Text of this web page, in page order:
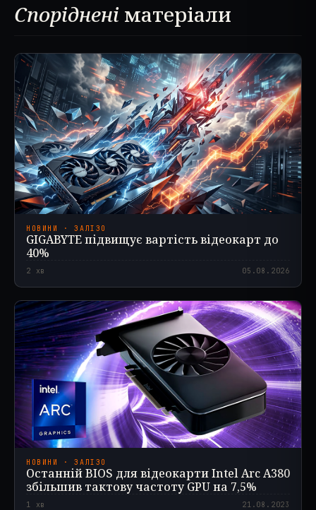
Споріднені матеріали
НОВИНИ · ЗАЛІЗО
GIGABYTE підвищує вартість відеокарт до
40%
2 хв 05.08.2026
НОВИНИ · ЗАЛІЗО
Останній BIOS для відеокарти Intel Arc A380
збільшив тактову частоту GPU на 7,5%
1 хв 21.08.2023